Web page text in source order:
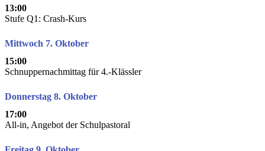
13:00
Stufe Q1: Crash-Kurs
Mittwoch 7. Oktober
15:00
Schnuppernachmittag für 4.-Klässler
Donnerstag 8. Oktober
17:00
All-in, Angebot der Schulpastoral